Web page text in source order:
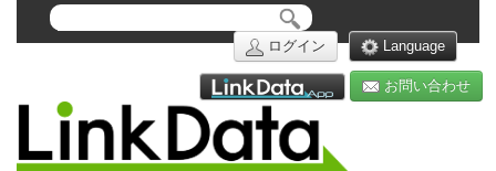
Language
ログイン
お問い合わせ